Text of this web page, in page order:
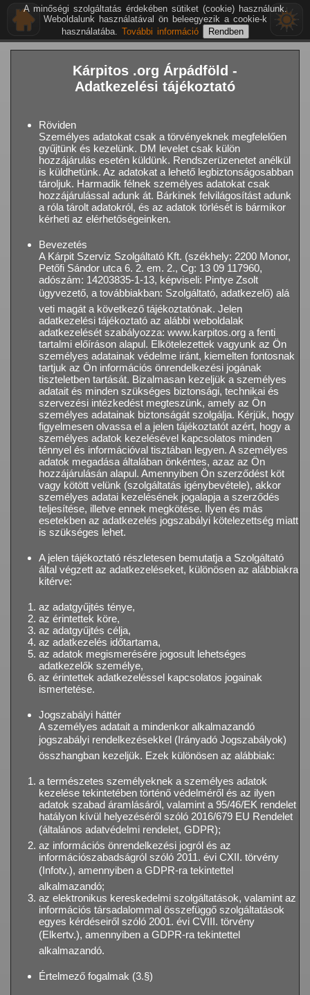
Kárpitos .org Árpádföld -
Adatkezelési tájékoztató
Röviden
Személyes adatokat csak a törvényeknek megfelelően
gyűjtünk és kezelünk. DM levelet csak külön
hozzájárulás esetén küldünk. Rendszerüzenetet anélkül
is küldhetünk. Az adatokat a lehető legbiztonságosabban
tároljuk. Harmadik félnek személyes adatokat csak
hozzájárulással adunk át. Bárkinek felvilágosítást adunk
a róla tárolt adatokról, és az adatok törlését is bármikor
kérheti az elérhetőségeinken.
Bevezetés
A Kárpit Szerviz Szolgáltató Kft. (székhely: 2200 Monor,
Petőfi Sándor utca 6. 2. em. 2., Cg: 13 09 117960,
adószám: 14203835-1-13, képviseli: Pintye Zsolt
ügyvezető, a továbbiakban: Szolgáltató, adatkezelő) alá
veti magát a következő tájékoztatónak. Jelen
adatkezelési tájékoztató az alábbi weboldalak
adatkezelését szabályozza: www.karpitos.org a fenti
tartalmi előíráson alapul. Elkötelezettek vagyunk az Ön
személyes adatainak védelme iránt, kiemelten fontosnak
tartjuk az Ön információs önrendelkezési jogának
tiszteletben tartását. Bizalmasan kezeljük a személyes
adatait és minden szükséges biztonsági, technikai és
szervezési intézkedést megteszünk, amely az Ön
személyes adatainak biztonságát szolgálja. Kérjük, hogy
figyelmesen olvassa el a jelen tájékoztatót azért, hogy a
személyes adatok kezelésével kapcsolatos minden
ténnyel és információval tisztában legyen. A személyes
adatok megadása általában önkéntes, azaz az Ön
hozzájárulásán alapul. Amennyiben Ön szerződést köt
vagy kötött velünk (szolgáltatás igénybevétele), akkor
személyes adatai kezelésének jogalapja a szerződés
teljesítése, illetve ennek megkötése. Ilyen és más
esetekben az adatkezelés jogszabályi kötelezettség miatt
is szükséges lehet.
A jelen tájékoztató részletesen bemutatja a Szolgáltató
által végzett az adatkezeléseket, különösen az alábbiakra
kitérve:
az adatgyűjtés ténye,
az érintettek köre,
az adatgyűjtés célja,
az adatkezelés időtartama,
az adatok megismerésére jogosult lehetséges
adatkezelők személye,
az érintettek adatkezeléssel kapcsolatos jogainak
ismertetése.
Jogszabályi háttér
A személyes adatait a mindenkor alkalmazandó
jogszabályi rendelkezésekkel (Irányadó Jogszabályok)
összhangban kezeljük. Ezek különösen az alábbiak:
a természetes személyeknek a személyes adatok
kezelése tekintetében történő védelméről és az ilyen
adatok szabad áramlásáról, valamint a 95/46/EK rendelet
hatályon kívül helyezéséről szóló 2016/679 EU Rendelet
(általános adatvédelmi rendelet, GDPR);
az információs önrendelkezési jogról és az
információszabadságról szóló 2011. évi CXII. törvény
(Infotv.), amennyiben a GDPR-ra tekintettel
alkalmazandó;
az elektronikus kereskedelmi szolgáltatások, valamint az
információs társadalommal összefüggő szolgáltatások
egyes kérdéseiről szóló 2001. évi CVIII. törvény
(Elkertv.), amennyiben a GDPR-ra tekintettel
alkalmazandó.
Értelmező fogalmak (3.§)
A minőségi szolgáltatás érdekében sütiket (cookie) használunk.
Weboldalunk használatával ön beleegyezik a cookie-k
használatába. További információ